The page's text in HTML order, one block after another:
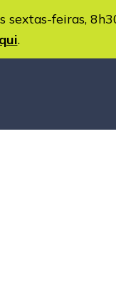
sextas-feiras,
.